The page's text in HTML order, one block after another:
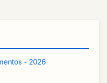
- 2026